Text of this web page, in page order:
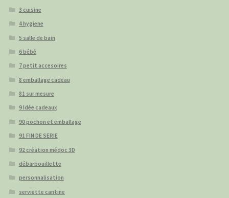
3 cuisine
4 hygiene
5 salle de bain
6 bébé
7 petit accesoires
8 emballage cadeau
81 sur mesure
9 Idée cadeaux
90 pochon et emballage
91 FIN DE SERIE
92 création médoc 3D
débarbouillette
personnalisation
serviette cantine